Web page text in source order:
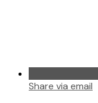
Share via email